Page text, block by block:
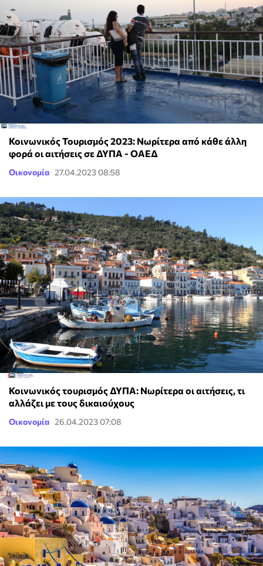
Κοινωνικός Τουρισμός 2023: Νωρίτερα από κάθε άλλη
φορά οι αιτήσεις σε ΔΥΠΑ - ΟΑΕΔ
Οικονομία 27.04.2023 08:58
Κοινωνικός τουρισμός ΔΥΠΑ: Νωρίτερα οι αιτήσεις, τι
αλλάζει με τους δικαιούχους
Οικονομία 26.04.2023 07:08